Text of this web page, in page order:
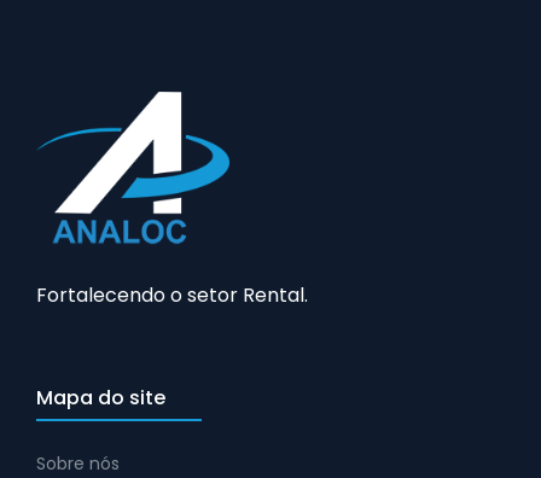
Fortalecendo o setor Rental.
Mapa do site
Sobre nós